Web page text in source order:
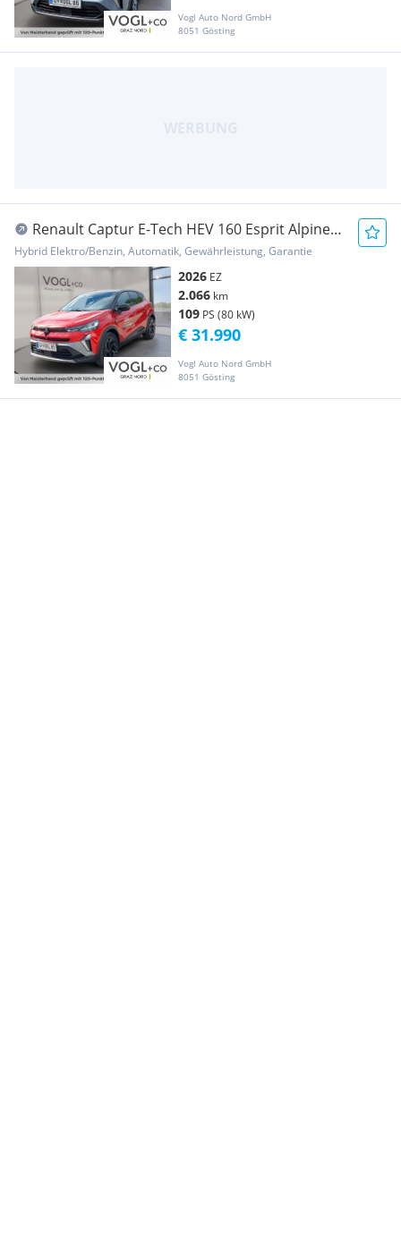
Vogl Auto Nord GmbH
8051 Gösting
Renault Captur E-Tech HEV 160 Esprit Alpine
Aut.
Hybrid Elektro/Benzin, Automatik, Gewährleistung, Garantie
2026 EZ
2.066 km
109 PS (80 kW)
Vogl Auto Nord GmbH
8051 Gösting
€ 31.990